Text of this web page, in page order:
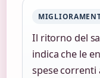
Il ritorno del
indica che le
spese correnti